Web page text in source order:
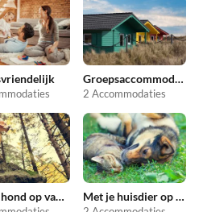
Groepsaccommodatie
2 Accommodaties
Met je hond op vakantie Met je huisdier op vakantie